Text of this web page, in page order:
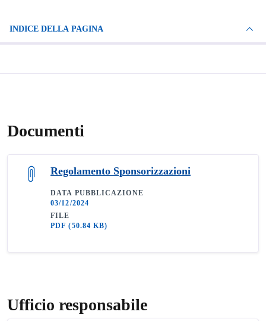
INDICE DELLA PAGINA
Documenti
Regolamento Sponsorizzazioni
DATA PUBBLICAZIONE
03/12/2024
FILE
PDF(50.84 KB)
Ufficio responsabile